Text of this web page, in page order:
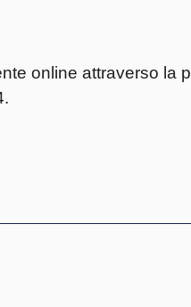
online attraverso la